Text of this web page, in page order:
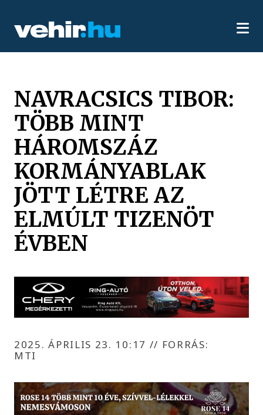
NAVRACSICS TIBOR:
TÖBB MINT
HÁROMSZÁZ
KORMÁNYABLAK
JÖTT LÉTRE AZ
ELMÚLT TIZENÖT
ÉVBEN
2025. ÁPRILIS 23. 10:17 // FORRÁS:
MTI